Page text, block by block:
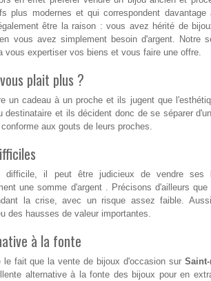
plus modernes et qui correspondent davantage
être la raison : vous avez hérité de
vous avez simplement besoin d'argent. Notre
vous expertiser vos biens et vous faire une offre.
plait plus ?
un cadeau à un proche et ils jugent que
destinataire et ils décident donc de se séparer
aux gouts de leurs proches.
difficile, il peut être judicieux de vendre ses
une somme d'argent . Précisons d'ailleurs
la crise, avec un risque assez faible.
des hausses de valeur importantes.
à la fonte
fait que la vente de bijoux d'occasion sur
alternative à la fonte des bijoux pour en